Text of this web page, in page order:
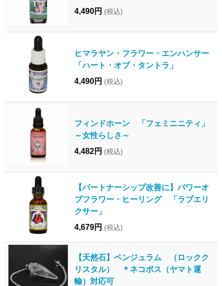
4,490円 (税込)
ヒマラヤン・フラワー・エンハンサー
「ハート・オブ・タントラ」
4,490円 (税込)
フィンドホーン 「フェミニニティ」
～女性らしさ～
4,482円 (税込)
【パートナーシップ改善に】パワーオ
ブフラワー・ヒーリング 「ラブエリ
クサー」
4,679円 (税込)
【天然石】ペンジュラム （ロックク
リスタル） ＊ネコポス（ヤマト運
輸）対応可